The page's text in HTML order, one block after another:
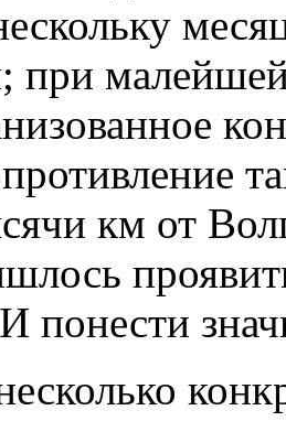
при
км от
понести